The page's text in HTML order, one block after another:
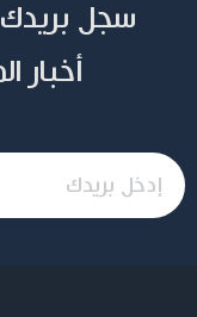
سجل بريدك
أخبار